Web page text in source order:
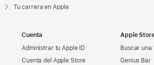
Tu carrera en Apple
Cuenta
Administrar tu Apple ID
Cuenta del Apple Store
Apple
Buscar una
Genius Bar